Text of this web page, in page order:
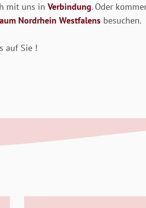
mit uns in Verbindung. Oder
Nordrhein Westfalens besuchen.
auf Sie !